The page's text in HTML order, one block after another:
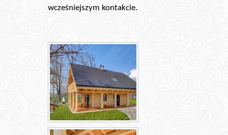
wcześniejszym kontakcie.